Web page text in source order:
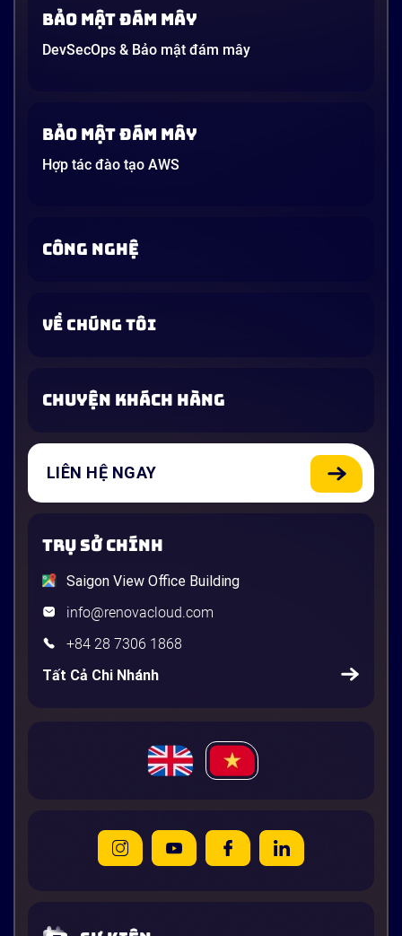
Bảo mật đám mây
DevSecOps & Bảo mật đám mây
Bảo mật đám mây
Hợp tác đào tạo AWS
CÔNG NGHỆ
VỀ CHÚNG TÔI
CHUYỆN KHÁCH HÀNG
LIÊN HỆ NGAY
TRỤ SỞ CHÍNH
Saigon View Office Building
info@renovacloud.com
+84 28 7306 1868
Tất Cả Chi Nhánh